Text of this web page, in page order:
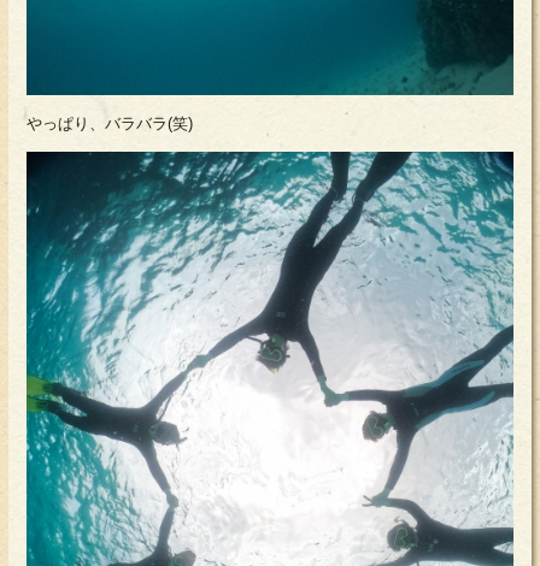
やっぱり、バラバラ(笑)